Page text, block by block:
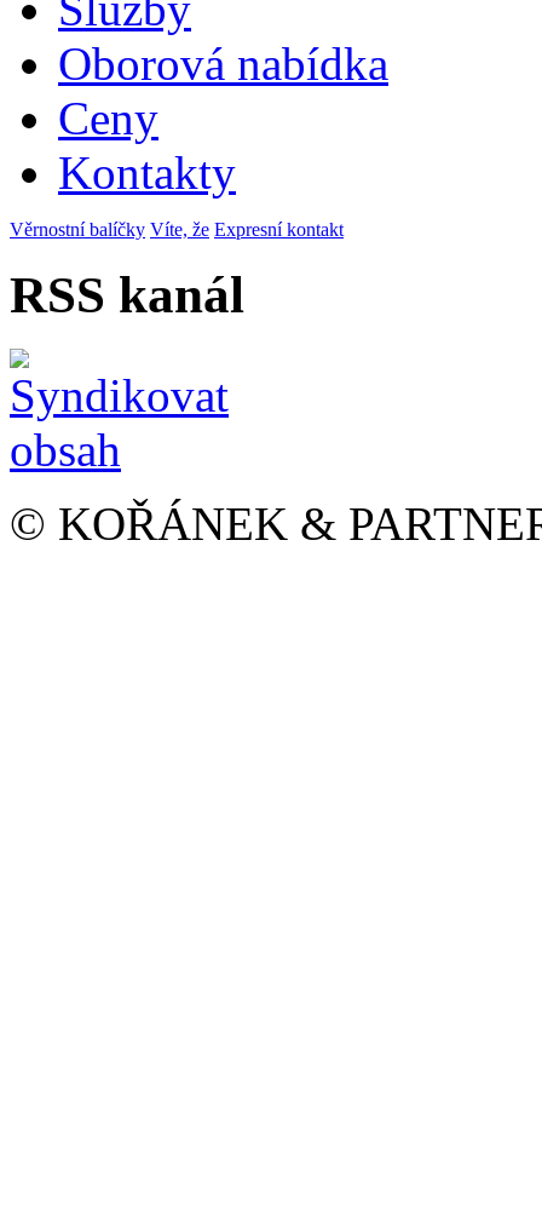
Oborová nabídka
Ceny
Kontakty
Věrnostní balíčky Víte, že Expresní kontakt
RSS kanál
© KOŘÁNEK &